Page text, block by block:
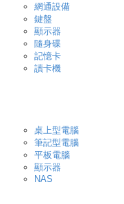
網通設備
鍵盤
顯示器
隨身碟
記憶卡
讀卡機
桌上型電腦
筆記型電腦
平板電腦
顯示器
NAS